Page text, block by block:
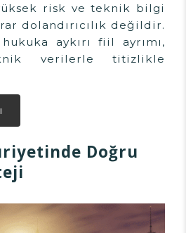
risk ve teknik bilgi
dolandırıcılık değildir.
aykırı fiil ayrımı,
verilerle titizlikle
Doğru